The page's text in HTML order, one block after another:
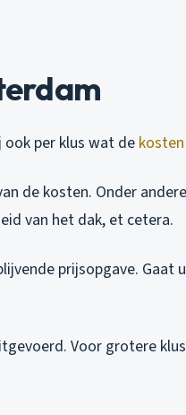
ook per klus wat de kosten
de kosten. Onder
van het dak, et cetera.
prijsopgave. Gaat
Voor grotere